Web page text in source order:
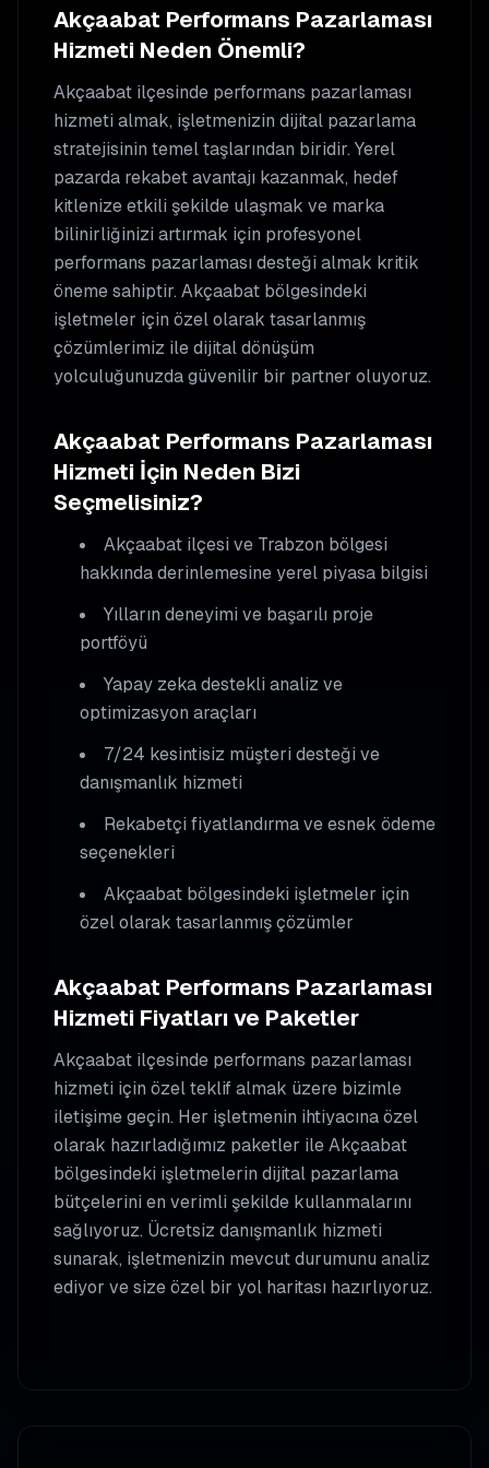
Akçaabat Performans Pazarlaması
Hizmeti Neden Önemli?
Akçaabat ilçesinde performans pazarlaması
hizmeti almak, işletmenizin dijital pazarlama
stratejisinin temel taşlarından biridir. Yerel
pazarda rekabet avantajı kazanmak, hedef
kitlenize etkili şekilde ulaşmak ve marka
bilinirliğinizi artırmak için profesyonel
performans pazarlaması desteği almak kritik
öneme sahiptir. Akçaabat bölgesindeki
işletmeler için özel olarak tasarlanmış
çözümlerimiz ile dijital dönüşüm
yolculuğunuzda güvenilir bir partner oluyoruz.
Akçaabat Performans Pazarlaması
Hizmeti İçin Neden Bizi
Seçmelisiniz?
Akçaabat ilçesi ve Trabzon bölgesi
hakkında derinlemesine yerel piyasa bilgisi
Yılların deneyimi ve başarılı proje
portföyü
Yapay zeka destekli analiz ve
optimizasyon araçları
7/24 kesintisiz müşteri desteği ve
danışmanlık hizmeti
Rekabetçi fiyatlandırma ve esnek ödeme
seçenekleri
Akçaabat bölgesindeki işletmeler için
özel olarak tasarlanmış çözümler
Akçaabat Performans Pazarlaması
Hizmeti Fiyatları ve Paketler
Akçaabat ilçesinde performans pazarlaması
hizmeti için özel teklif almak üzere bizimle
iletişime geçin. Her işletmenin ihtiyacına özel
olarak hazırladığımız paketler ileAkçaabat
bölgesindeki işletmelerin dijital pazarlama
bütçelerini en verimli şekilde kullanmalarını
sağlıyoruz. Ücretsiz danışmanlık hizmeti
sunarak, işletmenizin mevcut durumunu analiz
ediyor ve size özel bir yol haritası hazırlıyoruz.